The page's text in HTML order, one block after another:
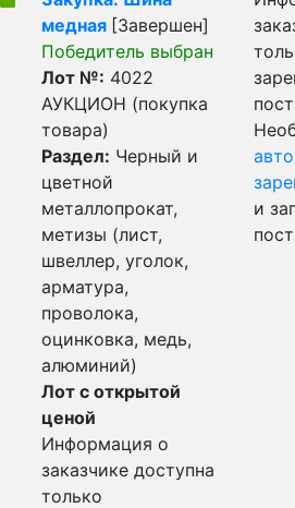
медная [Завершен]
Победитель выбран
Лот №: 4022
АУКЦИОН (покупка
товара)
Раздел: Черный и
цветной
металлопрокат,
метизы (лист,
швеллер, уголок,
арматура,
проволока,
оцинковка, медь,
алюминий)
Лот с открытой
ценой
Информация о
заказчике доступна
только
и